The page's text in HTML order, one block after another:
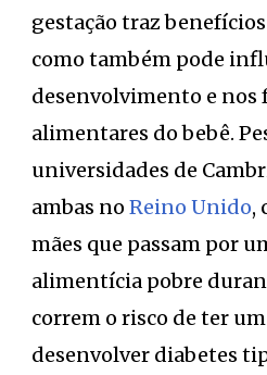
gestação traz
como também pode
desenvolvimento e nos
alimentares do bebê.
universidades de
ambas no Reino Unido,
mães que passam por
alimentícia pobre
correm o risco de ter
desenvolver diabetes